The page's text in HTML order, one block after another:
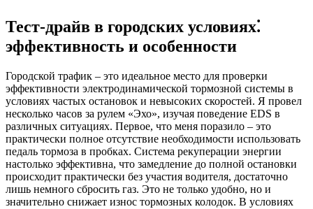
Тест-драйв в городских условиях⁚
эффективность и особенности
Городской трафик – это идеальное место для проверки
эффективности электродинамической тормозной системы в
условиях частых остановок и невысоких скоростей. Я провел
несколько часов за рулем «Эхо», изучая поведение EDS в
различных ситуациях. Первое, что меня поразило – это
практически полное отсутствие необходимости использовать
педаль тормоза в пробках. Система рекуперации энергии
настолько эффективна, что замедление до полной остановки
происходит практически без участия водителя, достаточно
лишь немного сбросить газ. Это не только удобно, но и
значительно снижает износ тормозных колодок. В условиях